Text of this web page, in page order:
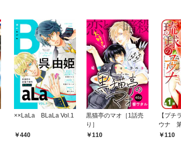
××LaLa BLaLa Vol.1
440
黒猫亭のマオ［1話売
り］
110
【プチ
ウナ
110